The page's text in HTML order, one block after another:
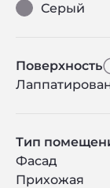
Серый
Поверхность
Тип
Фасад
Прихожая